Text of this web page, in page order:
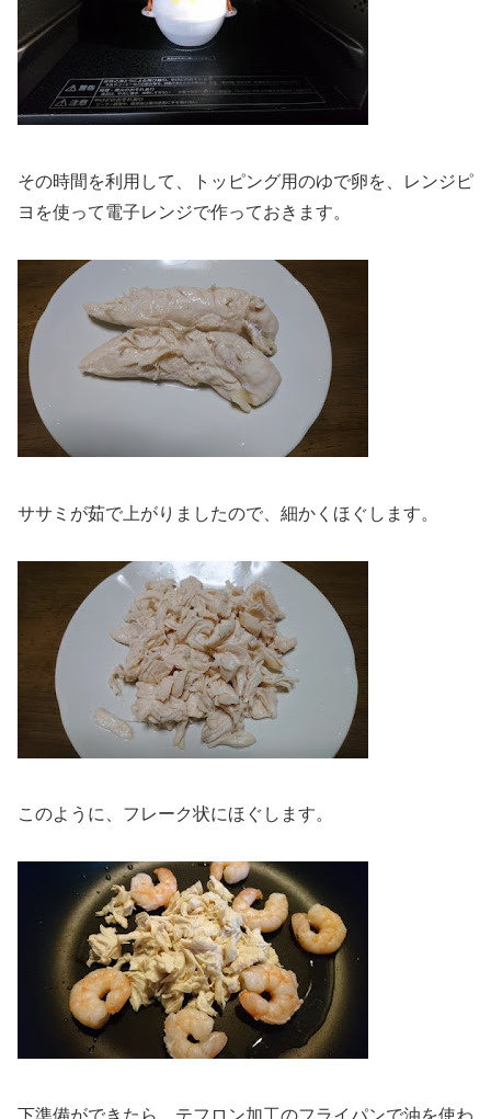
その時間を利用して、トッピング用のゆで卵を、レンジピ
ヨを使って電子レンジで作っておきます。
ササミが茹で上がりましたので、細かくほぐします。
このように、フレーク状にほぐします。
下準備ができたら、テフロン加工のフライパンで油を使わ